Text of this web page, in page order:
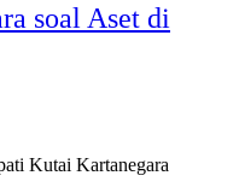
soal Aset di
Kutai Kartanegara